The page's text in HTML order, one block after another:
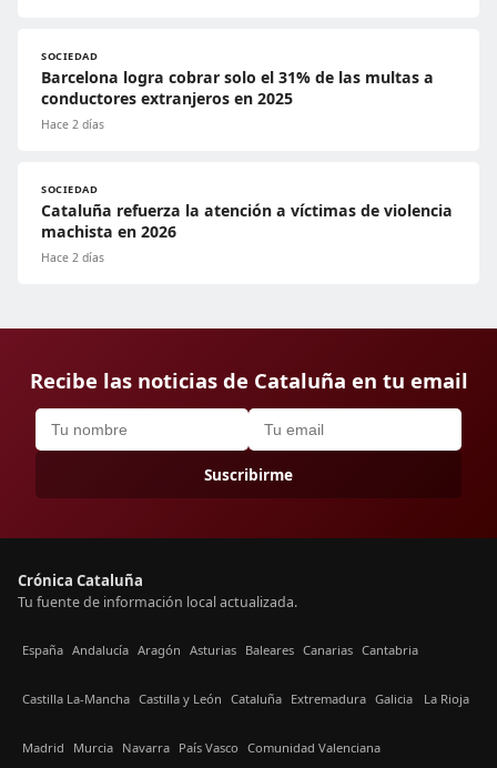
SOCIEDAD
Barcelona logra cobrar solo el 31% de las multas a
conductores extranjeros en 2025
Hace 2 días
SOCIEDAD
Cataluña refuerza la atención a víctimas de violencia
machista en 2026
Hace 2 días
Recibe las noticias de Cataluña en tu email
Suscribirme
Crónica Cataluña
Tu fuente de información local actualizada.
España Andalucía Aragón Asturias Baleares Canarias Cantabria
Castilla La-Mancha Castilla y León Cataluña Extremadura Galicia La Rioja
Madrid Murcia Navarra País Vasco Comunidad Valenciana